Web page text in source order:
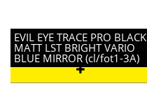
EVIL EYE TRACE PRO BLACK
MATT LST BRIGHT VARIO
BLUE MIRROR (cl/fot1-3A)